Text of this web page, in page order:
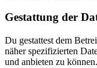
Gestattung der
Du gestattest dem
näher spezifizierten
und anbieten zu können.